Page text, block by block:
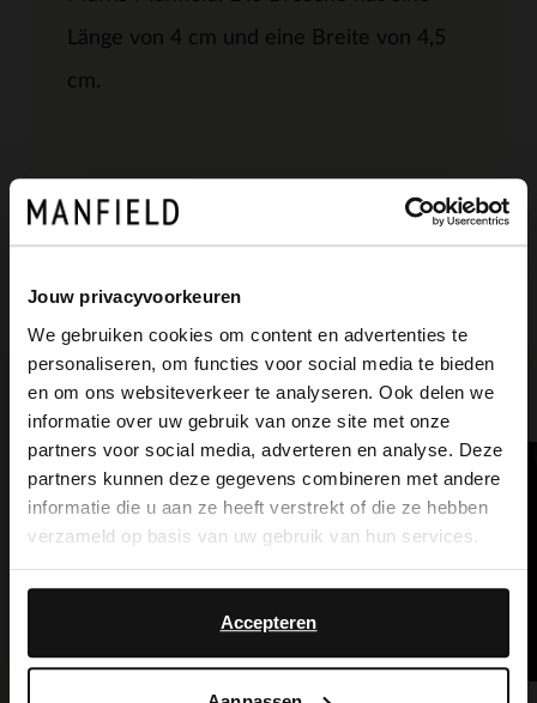
Jouw privacyvoorkeuren
We gebruiken cookies om content en advertenties te
personaliseren, om functies voor social media te bieden
en om ons websiteverkeer te analyseren. Ook delen we
informatie over uw gebruik van onze site met onze
partners voor social media, adverteren en analyse. Deze
partners kunnen deze gegevens combineren met andere
informatie die u aan ze heeft verstrekt of die ze hebben
verzameld op basis van uw gebruik van hun services.
Accepteren
Ich suche es für Sie
Länge von 4 cm und eine Breite von 4,5
cm.
Produktdetails
×
View this website in English?
It looks like your language isn't Dutch. Would
you like to switch to English?
English